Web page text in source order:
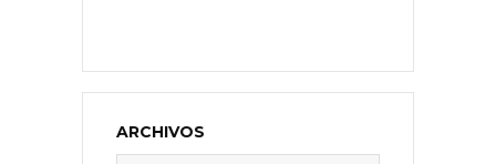
ARCHIVOS